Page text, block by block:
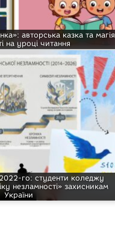
авторська казка та магія
на уроці читання
го: студенти коледжу
незламності» захисникам
України